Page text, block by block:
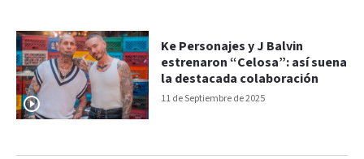
11 de Septiembre de 2025
Ke Personajes y J Balvin
estrenaron “Celosa”: así suena
la destacada colaboración